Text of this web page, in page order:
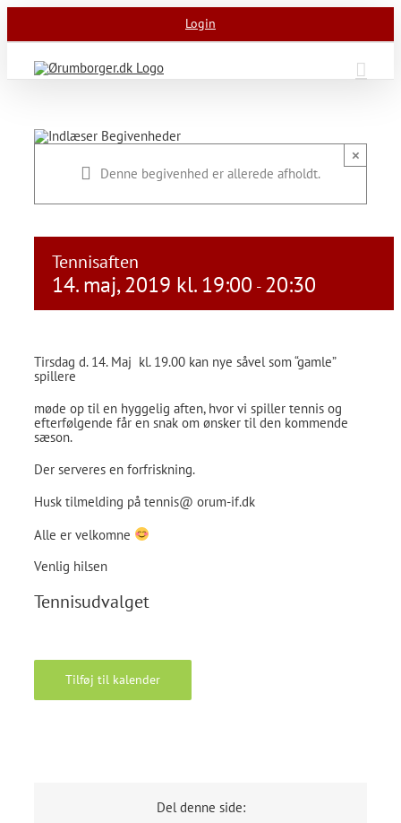
Skip
content
Login
Denne begivenhed er allerede afholdt.
×
Tennisaften
14. maj, 2019 kl. 19:00 - 20:30
Tirsdag d. 14. Maj kl. 19.00 kan nye såvel som “gamle”
spillere
møde op til en hyggelig aften, hvor vi spiller tennis og
efterfølgende får en snak om ønsker til den kommende
sæson.
Der serveres en forfriskning.
Husk tilmelding på tennis@ orum-if.dk
Alle er velkomne
Venlig hilsen
Tennisudvalget
Tilføj til kalender
Del denne side: